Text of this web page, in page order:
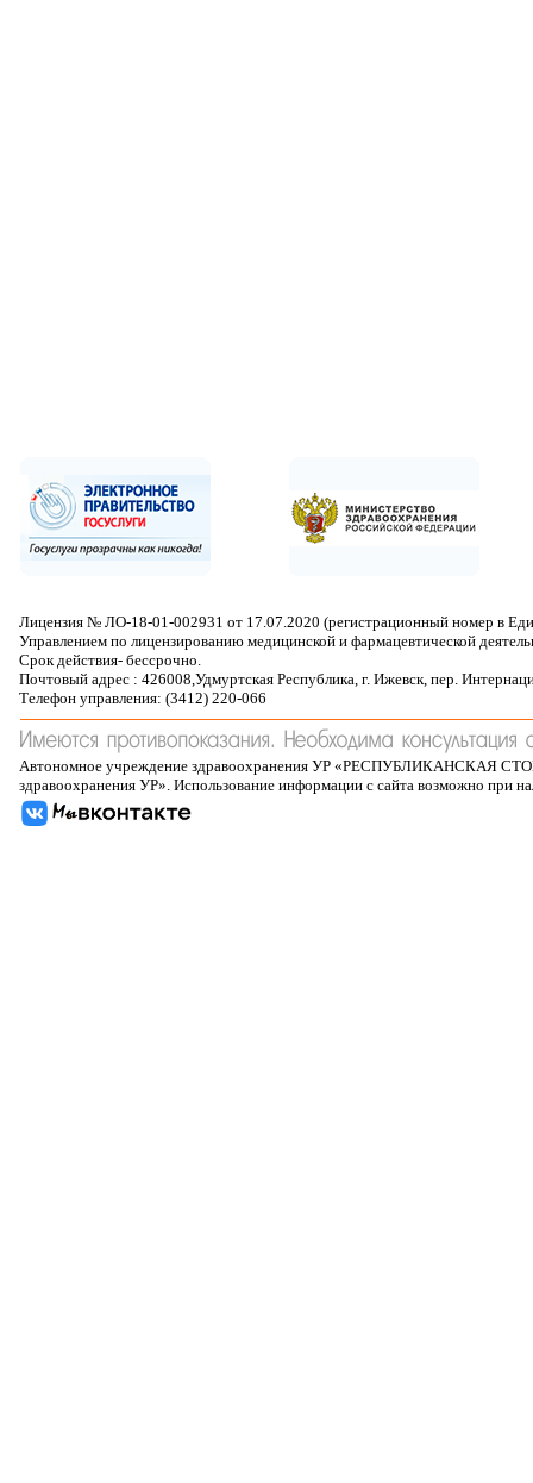
Лицензия № ЛО-18-01-002931 от 17.07.2020 (регистрационный номер в
Управлением по лицензированию медицинской и фармацевтической
Срок действия- бессрочно.
Почтовый адрес : 426008,Удмуртская Республика, г. Ижевск, пер.
Телефон управления: (3412) 220-066
Автономное учреждение здравоохранения УР
здравоохранения УР». Использование информации с сайта возможно при